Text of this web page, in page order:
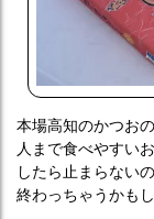
本場高知のかつお
人まで食べやすい
したら止まらない
終わっちゃうかも